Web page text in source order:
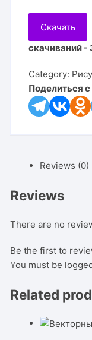
Скачать
скачиваний -
Category:
Поделиться
Reviews (0)
Reviews
There are no
Be the first to
You must be
Related